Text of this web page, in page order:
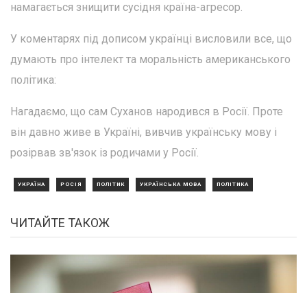
намагається знищити сусідня країна-агресор.
У коментарях під дописом українці висловили все, що
думають про інтелект та моральність американського
політика:
Нагадаємо, що сам Суханов народився в Росії. Проте
він давно живе в Україні, вивчив українську мову і
розірвав зв'язок із родичами у Росії.
УКРАЇНА РОСІЯ ПОЛІТИК УКРАЇНСЬКА МОВА ПОЛІТИКА
ЧИТАЙТЕ ТАКОЖ